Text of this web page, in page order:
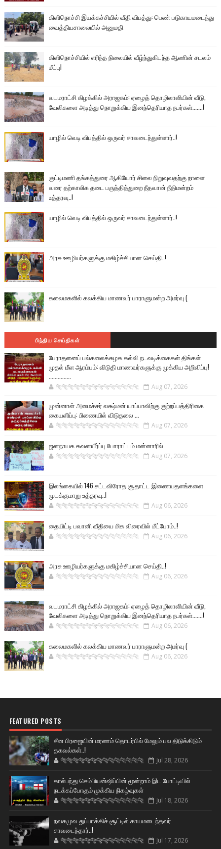
கிளிநொச்சி இயக்கச்சியில் வீதி விபத்து: பெண் படுகாயமடைந்து
வைத்தியசாலையில் அனுமதி
கிளிநொச்சியில் எரிந்த நிலையில் வீழ்ந்துகிடந்த ஆணின் சடலம்
மீட்பு!
வடமராட்சி கிழக்கில் அராஜகம்: ஏழைத் தொழிலாளியின் வீடு,
வேலிகளை அடித்து நொறுக்கிய இனந்தெரியாத நபர்கள்.......!
யாழில் வெடி விபத்தில் ஒருவர் சாவடைந்துள்ளார்..!
குட்டிமணி தங்கத்துரை ஆகியோர் சிலை நிறுவுவதற்கு நாளை
வரை தற்காலிக தடை பருத்தித்துறை நீதவான் நீதிமன்றம்
உத்தரவு..!
யாழில் வெடி விபத்தில் ஒருவர் சாவடைந்துள்ளார்..!
அரசு ஊழியர்களுக்கு மகிழ்ச்சியான செய்தி..!
கலைமகளில் கலக்கிய மாணவர் பாராளுமன்ற அமர்வு (
பிந்திய செய்திகள்
பேராதனைப் பல்கலைக்கழக கல்வி நடவடிக்கைகள் திங்கள்
முதல் மீள ஆரம்பம்: விடுதி மாணவர்களுக்கு முக்கிய அறிவிப்பு!
...............
🐅🐅🐅🐅🐅🐅🐆🐆🐆🐆🐆🐆🐆🐆 Aug 07, 2026
முன்னாள் அமைச்சர் லக்ஷ்மன் யாப்பாவிற்கு குற்றப்பத்திரிகை
கையளிப்பு: பிணையில் விடுதலை ...
🐅🐅🐅🐅🐅🐅🐆🐆🐆🐆🐆🐆🐆🐆 Aug 07, 2026
ஜனநாயக கவனயீர்ப்பு போராட்டம் மன்னாரில்
🐅🐅🐅🐅🐅🐅🐆🐆🐆🐆🐆🐆🐆🐆 Aug 07, 2026
இலங்கையில் 146 சட்டவிரோத சூதாட்ட இணையதளங்களை
முடக்குமாறு உத்தரவு..!
🐅🐅🐅🐅🐅🐅🐆🐆🐆🐆🐆🐆🐆🐆 Aug 06, 2026
தையிட்டி பவானி வீதியை மிக விரைவில் மீட்போம்..!
🐅🐅🐅🐅🐅🐅🐆🐆🐆🐆🐆🐆🐆🐆 Aug 06, 2026
அரசு ஊழியர்களுக்கு மகிழ்ச்சியான செய்தி..!
🐅🐅🐅🐅🐅🐅🐆🐆🐆🐆🐆🐆🐆🐆 Aug 06, 2026
வடமராட்சி கிழக்கில் அராஜகம்: ஏழைத் தொழிலாளியின் வீடு,
வேலிகளை அடித்து நொறுக்கிய இனந்தெரியாத நபர்கள்.......!
🐅🐅🐅🐅🐅🐅🐆🐆🐆🐆🐆🐆🐆🐆 Aug 06, 2026
கலைமகளில் கலக்கிய மாணவர் பாராளுமன்ற அமர்வு (
🐅🐅🐅🐅🐅🐅🐆🐆🐆🐆🐆🐆🐆🐆 Aug 06, 2026
FEATURED POSTS
சீன பிரஜையின் மரணம் தொடர்பில் மேலும் பல திடுக்கிடும்
தகவல்கள்..!
🐅🐅🐅🐅🐅🐅🐆🐆🐆🐆🐆🐆🐆🐆 Jul 28, 2026
கால்பந்து செம்பியன்ஷிப்பின் மூன்றாம் இட போட்டியில்
நடக்கப்போகும் முக்கிய நிகழ்வுகள்
🐅🐅🐅🐅🐅🐅🐆🐆🐆🐆🐆🐆🐆🐆 Jul 18, 2026
நவகமுவ துப்பாக்கிச் சூட்டில் காயமடைந்தவர்
சாவடைந்தார்..!
🐅🐅🐅🐅🐅🐅🐆🐆🐆🐆🐆🐆🐆🐆 Jul 17, 2026